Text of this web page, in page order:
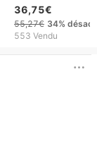
satin pour femme,
style japonais,
collection Verve
36,75€
55,27€ 34%
553 Vendu